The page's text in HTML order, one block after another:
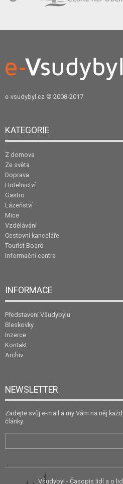
e-vsudybyl.cz © 2008-2017
KATEGORIE
Z domova
Ze světa
Doprava
Hotelnictví
Gastro
Lázeňství
Mice
Vzdělávání
Cestovní kanceláře
Tourist Board
Informační centra
INFORMACE
Představení Všudybylu
Bleskovky
Inzerce
Kontakt
Archiv
NEWSLETTER
Zadejte svůj e-mail a my Vám na něj
články.
Všudybyl - Časopis lidí a o